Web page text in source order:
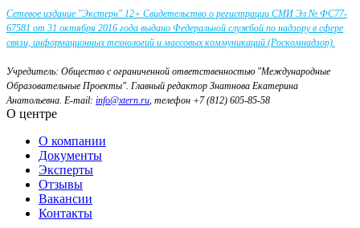
Сетевое издание "Экстерн" 12+ Свидетельство о регистрации СМИ Эл № ФС77-
67581 от 31 октября 2016 года выдано Федеральной службой по надзору в сфере
связи, информационных технологий и массовых коммуникаций (Роскомнадзор).
Учредитель: Общество с ограниченной ответственностью "Международные
Образовательные Проекты". Главный редактор Знатнова Екатерина
Анатольевна. E-mail: info@xtern.ru, телефон +7 (812) 605-85-58
О центре
О компании
Документы
Эксперты
Отзывы
Вакансии
Контакты